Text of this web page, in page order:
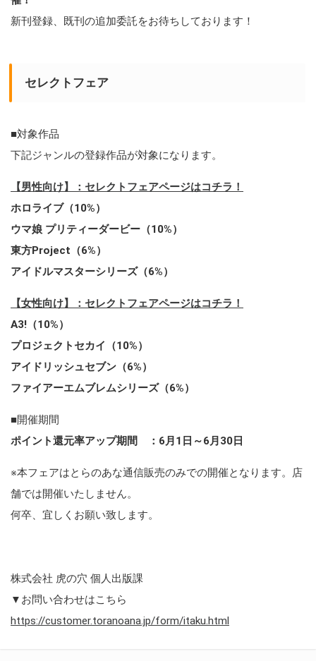
新刊登録、既刊の追加委託をお待ちしております！
セレクトフェア
■対象作品
下記ジャンルの登録作品が対象になります。
【男性向け】：セレクトフェアページはコチラ！
ホロライブ（10%）
ウマ娘 プリティーダービー（10%）
東方Project（6%）
アイドルマスターシリーズ（6%）
【女性向け】：セレクトフェアページはコチラ！
A3!（10%）
プロジェクトセカイ（10%）
アイドリッシュセブン（6%）
ファイアーエムブレムシリーズ（6%）
■開催期間
ポイント還元率アップ期間 ：6月1日～6月30日
※本フェアはとらのあな通信販売のみでの開催となります。店
舗では開催いたしません。
何卒、宜しくお願い致します。
株式会社 虎の穴 個人出版課
▼お問い合わせはこちら
https://customer.toranoana.jp/form/itaku.html